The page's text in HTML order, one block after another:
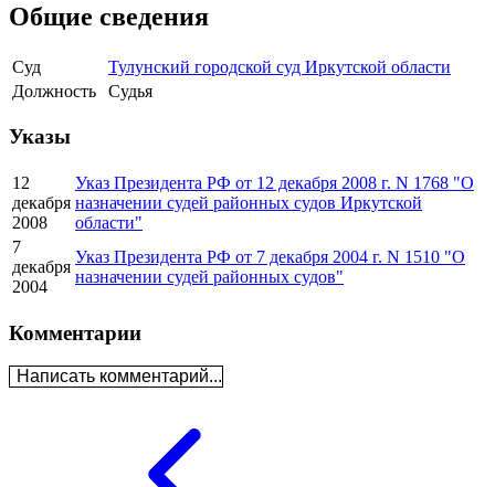
Общие сведения
Суд
Тулунский городской суд Иркутской области
Должность
Судья
Указы
12
декабря
2008
Указ Президента РФ от 12 декабря 2008 г. N 1768 "О
назначении судей районных судов Иркутской
области"
7
декабря
2004
Указ Президента РФ от 7 декабря 2004 г. N 1510 "О
назначении судей районных судов"
Комментарии
Написать комментарий...